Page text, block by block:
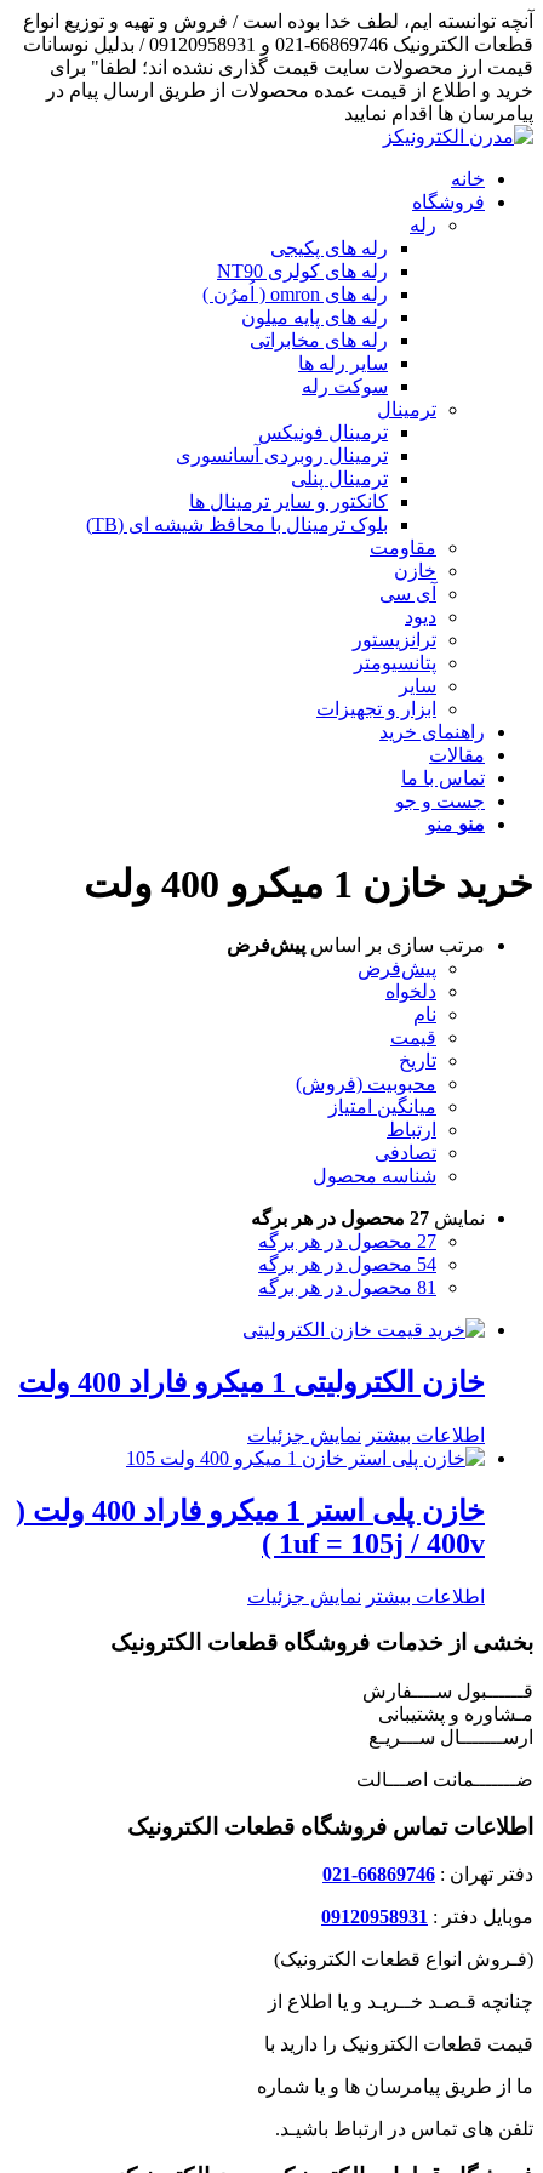
آنچه توانسته ایم، لطف خدا بوده است / فروش و تهیه و توزیع انواع
قطعات الکترونیک 66869746-021 و 09120958931 / بدلیل نوسانات
قیمت ارز محصولات سایت قیمت گذاری نشده اند؛ لطفا" برای
خرید و اطلاع از قیمت عمده محصولات از طریق ارسال پیام در
پیامرسان ها اقدام نمایید
خانه
فروشگاه
رله
رله های پکیجی
رله های کولری NT90
رله های omron ( اُمرُن )
رله های پایه میلون
رله های مخابراتی
سایر رله ها
سوکت رله
ترمینال
ترمینال فونیکس
ترمینال روبردی آسانسوری
ترمینال پنلی
کانکتور و سایر ترمینال ها
بلوک ترمینال با محافظ شیشه ای (TB)
مقاومت
خازن
آی سی
دیود
ترانزیستور
پتانسیومتر
سایر
ابزار و تجهیزات
راهنمای خرید
مقالات
تماس با ما
جست و جو
منو منو
خرید خازن 1 میکرو 400 ولت
مرتب سازی بر اساس پیش‌فرض
پیش‌فرض
دلخواه
نام
قیمت
تاریخ
محبوبیت (فروش)
میانگین امتیاز
ارتباط
تصادفی
شناسه محصول
نمایش 27 محصول در هر برگه
27 محصول در هر برگه
54 محصول در هر برگه
81 محصول در هر برگه
خازن الکترولیتی 1 میکرو فاراد 400 ولت
اطلاعات بیشتر نمایش جزئیات
خازن پلی استر 1 میکرو فاراد 400 ولت (
1uf = 105j / 400v )
اطلاعات بیشتر نمایش جزئیات
بخشی از خدمات فروشگاه قطعات الکترونیک
قــــــبول ســــفارش
مـشاوره و پشتیبانی
ارســـــــال ســـریـع
ضـــــــمانت اصـــالت
اطلاعات تماس فروشگاه قطعات الکترونیک
دفتر تهران : 66869746-021
موبایل دفتر : 09120958931
(فـروش انواع قطعات الکترونیک)
چنانچه قـصـد خــریـد و یا اطلاع از
قیمت قطعات الکترونیک را دارید با
ما از طریق پیامرسان ها و یا شماره
تلفن های تماس در ارتباط باشیـد.